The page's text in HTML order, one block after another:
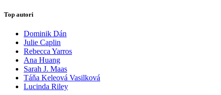
Top autori
Dominik Dán
Julie Caplin
Rebecca Yarros
Ana Huang
Sarah J. Maas
Táňa Keleová Vasilková
Lucinda Riley